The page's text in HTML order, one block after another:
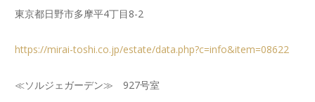
東京都日野市多摩平4丁目8-2
https://mirai-toshi.co.jp/estate/data.php?c=info&item=08622
≪ソルジェガーデン≫ 927号室